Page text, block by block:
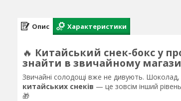
Опис Характеристики
🔥 Китайський снек-бокс у
знайти в звичайному
Звичайні солодощі вже не дивують.
китайських снеків — це зовсім інший
🎁